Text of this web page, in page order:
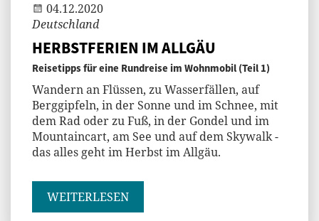
04.12.2020
Deutschland
HERBSTFERIEN IM ALLGÄU
Reisetipps für eine Rundreise im Wohnmobil (Teil 1)
Wandern an Flüssen, zu Wasserfällen, auf
Berggipfeln, in der Sonne und im Schnee, mit
dem Rad oder zu Fuß, in der Gondel und im
Mountaincart, am See und auf dem Skywalk -
das alles geht im Herbst im Allgäu.
WEITERLESEN